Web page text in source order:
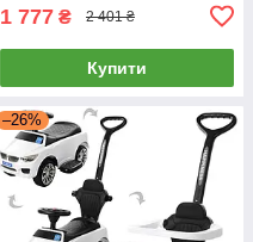
1 777 ₴ 2 401 ₴
Купити
–26%